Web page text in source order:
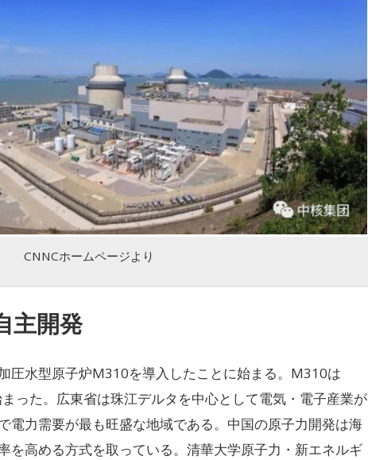
CNNCホームページより
主開発
圧水型原子炉M310を導入したことに始まる。M310は
った。広東省は珠江デルタを中心として電気・電子産業が
電力需要が最も旺盛な地域である。中国の原子力開発は海
を高める方式を取っている。清華大学原子力・新エネルギ